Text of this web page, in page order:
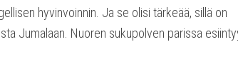
hyvinvoinnin. Ja se olisi tärkeää, sillä on
Jumalaan. Nuoren sukupolven parissa